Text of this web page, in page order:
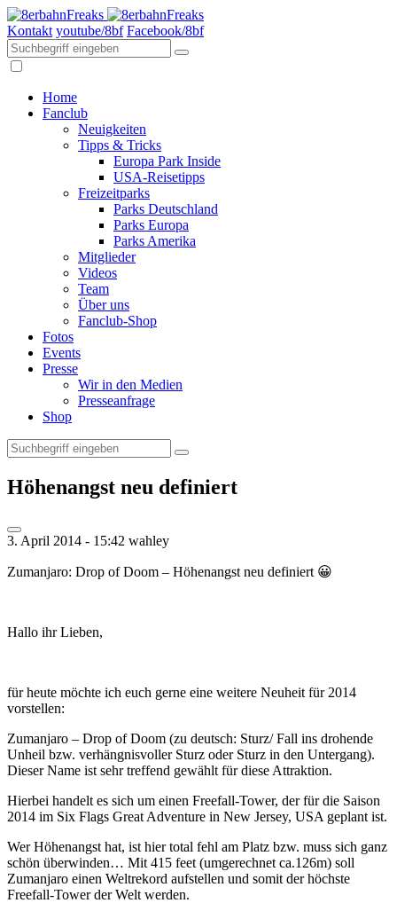
Kontakt youtube/8bf Facebook/8bf
Home
Fanclub
Neuigkeiten
Tipps & Tricks
Europa Park Inside
USA-Reisetipps
Freizeitparks
Parks Deutschland
Parks Europa
Parks Amerika
Mitglieder
Videos
Team
Über uns
Fanclub-Shop
Fotos
Events
Presse
Wir in den Medien
Presseanfrage
Shop
Höhenangst neu definiert
3. April 2014 - 15:42 wahley
Zumanjaro: Drop of Doom – Höhenangst neu definiert 😀
Hallo ihr Lieben,
für heute möchte ich euch gerne eine weitere Neuheit für 2014
vorstellen:
Zumanjaro – Drop of Doom (zu deutsch: Sturz/ Fall ins drohende
Unheil bzw. verhängnisvoller Sturz oder Sturz in den Untergang).
Dieser Name ist sehr treffend gewählt für diese Attraktion.
Hierbei handelt es sich um einen Freefall-Tower, der für die Saison
2014 im Six Flags Great Adventure in New Jersey, USA geplant ist.
Wer Höhenangst hat, ist hier total fehl am Platz bzw. muss sich ganz
schön überwinden… Mit 415 feet (umgerechnet ca.126m) soll
Zumanjaro einen Weltrekord aufstellen und somit der höchste
Freefall-Tower der Welt werden.